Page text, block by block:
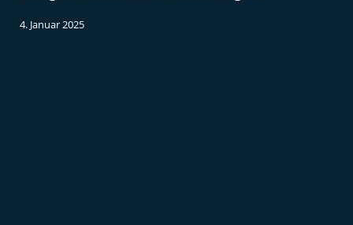
4. Januar 2025